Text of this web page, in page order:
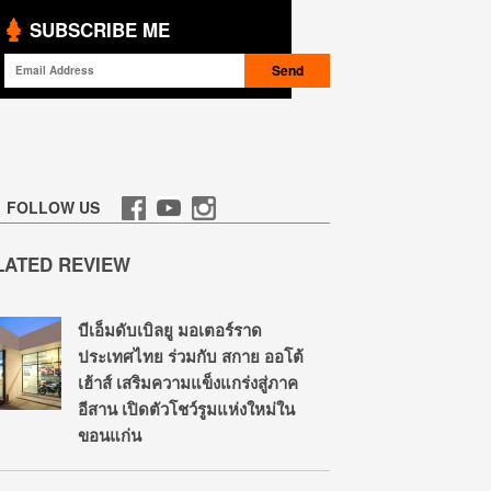
SUBSCRIBE ME
FOLLOW US
REVIEW
บีเอ็มดับเบิลยู มอเตอร์ราด
ประเทศไทย ร่วมกับ สกาย ออโต้
เฮ้าส์ เสริมความแข็งแกร่งสู่ภาค
อีสาน เปิดตัวโชว์รูมแห่งใหม่ใน
ขอนแก่น